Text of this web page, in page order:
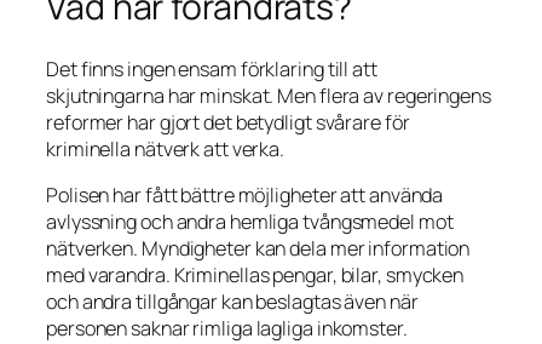
Det finns ingen ensam förklaring till att
skjutningarna har minskat. Men flera av regeringens
reformer har gjort det betydligt svårare för
kriminella nätverk att verka.
Polisen har fått bättre möjligheter att använda
avlyssning och andra hemliga tvångsmedel mot
nätverken. Myndigheter kan dela mer information
med varandra. Kriminellas pengar, bilar, smycken
och andra tillgångar kan beslagtas även när
personen saknar rimliga lagliga inkomster.